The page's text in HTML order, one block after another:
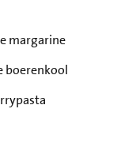
margarine
boerenkool